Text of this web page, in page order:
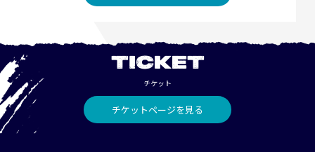
TICKET
チケット
チケットページを見る